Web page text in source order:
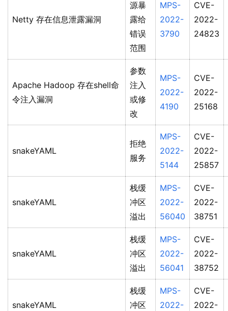
Netty 存在信息泄露漏洞
源暴
露给
错误
范围
MPS-
2022-
3790
CVE-
2022-
24823
Apache Hadoop 存在shell命
令注入漏洞
参数
注入
或修
改
MPS-
2022-
4190
CVE-
2022-
25168
snakeYAML
拒绝
服务
MPS-
2022-
5144
CVE-
2022-
25857
snakeYAML
栈缓
冲区
溢出
MPS-
2022-
56040
CVE-
2022-
38751
snakeYAML
栈缓
冲区
溢出
MPS-
2022-
56041
CVE-
2022-
38752
snakeYAML
栈缓
冲区
MPS-
2022-
CVE-
2022-